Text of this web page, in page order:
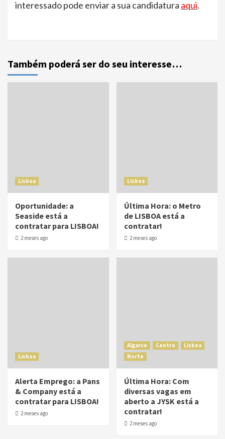
interessado pode enviar a sua candidatura aqui.
Também poderá ser do seu interesse…
Lisboa
Oportunidade: a
Seaside está a
contratar para LISBOA!
2 meses ago
Lisboa
Última Hora: o Metro
de LISBOA está a
contratar!
2 meses ago
Lisboa
Alerta Emprego: a Pans
& Company está a
contratar para LISBOA!
2 meses ago
Algarve Centro
Lisboa
Norte
Última Hora: Com
diversas vagas em
aberto a JYSK está a
contratar!
2 meses ago